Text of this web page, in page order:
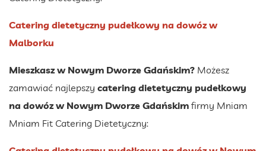
Catering dietetyczny pudełkowy na dowóz w
Malborku
Mieszkasz w Nowym Dworze Gdańskim? Możesz
zamawiać najlepszy catering dietetyczny pudełkowy
na dowóz w Nowym Dworze Gdańskim firmy Mniam
Mniam Fit Catering Dietetyczny: